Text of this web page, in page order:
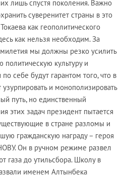
лишь спустя поколения. Важно
суверенитет страны в это
как геополитического
как нельзя необходим. За
мы должны резко усилить
политическую культуру и
себе будут гарантом того, что в
и монополизировать
путь, но единственный
этих задач президент пытается
в стране разломы и
гражданскую награду – героя
Он в ручном режиме развел
газа до утильсбора. Школу в
именем Алтынбека